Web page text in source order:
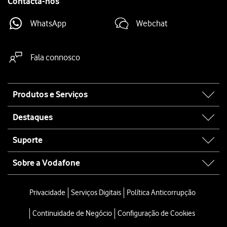
WhatsApp Webchat
Fala connosco
map
Produtos e Serviços
Destaques
Suporte
Sobre a Vodafone
Privacidade Serviços Digitais Política Anticorrupção
Continuidade de Negócio Configuração de Cookies